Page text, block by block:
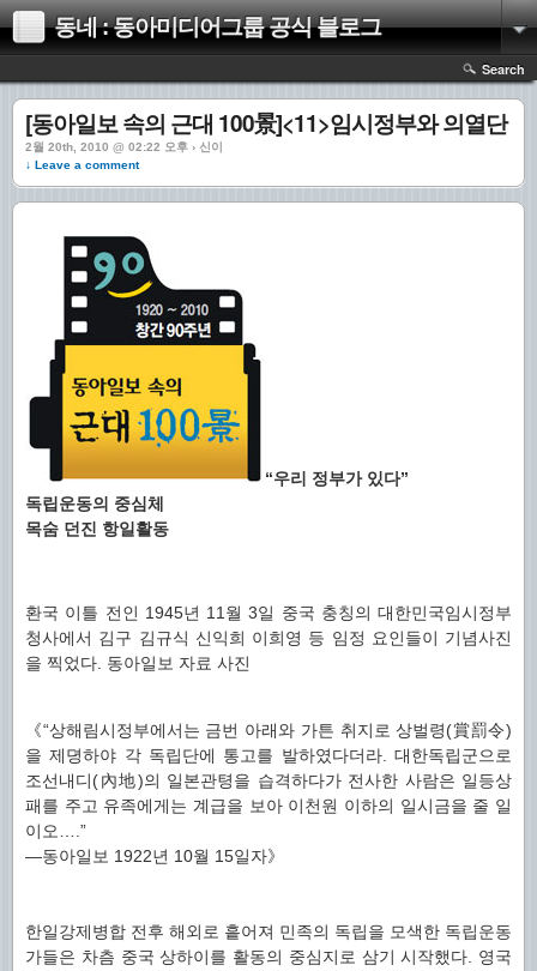
동네 : 동아미디어그룹 공식 블로그
Search
[동아일보 속의 근대 100景]<11>임시정부와 의열단
2월 20th, 2010 @ 02:22 오후 › 신이
↓ Leave a comment
“우리 정부가 있다”
독립운동의 중심체
목숨 던진 항일활동
환국 이틀 전인 1945년 11월 3일 중국 충칭의 대한민국임시정부
청사에서 김구 김규식 신익희 이희영 등 임정 요인들이 기념사진
을 찍었다. 동아일보 자료 사진
《“상해림시정부에서는 금번 아래와 가튼 취지로 상벌령(賞罰令)
을 제뎡하야 각 독립단에 통고를 발하였다더라. 대한독립군으로
조선내디(內地)의 일본관텽을 습격하다가 전사한 사람은 일등상
패를 주고 유족에게는 계급을 보아 이천원 이하의 일시금을 줄 일
이오….”
―동아일보 1922년 10월 15일자》
한일강제병합 전후 해외로 흩어져 민족의 독립을 모색한 독립운동
가들은 차츰 중국 상하이를 활동의 중심지로 삼기 시작했다. 영국